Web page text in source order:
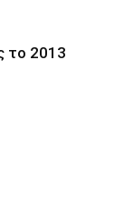
το 2013